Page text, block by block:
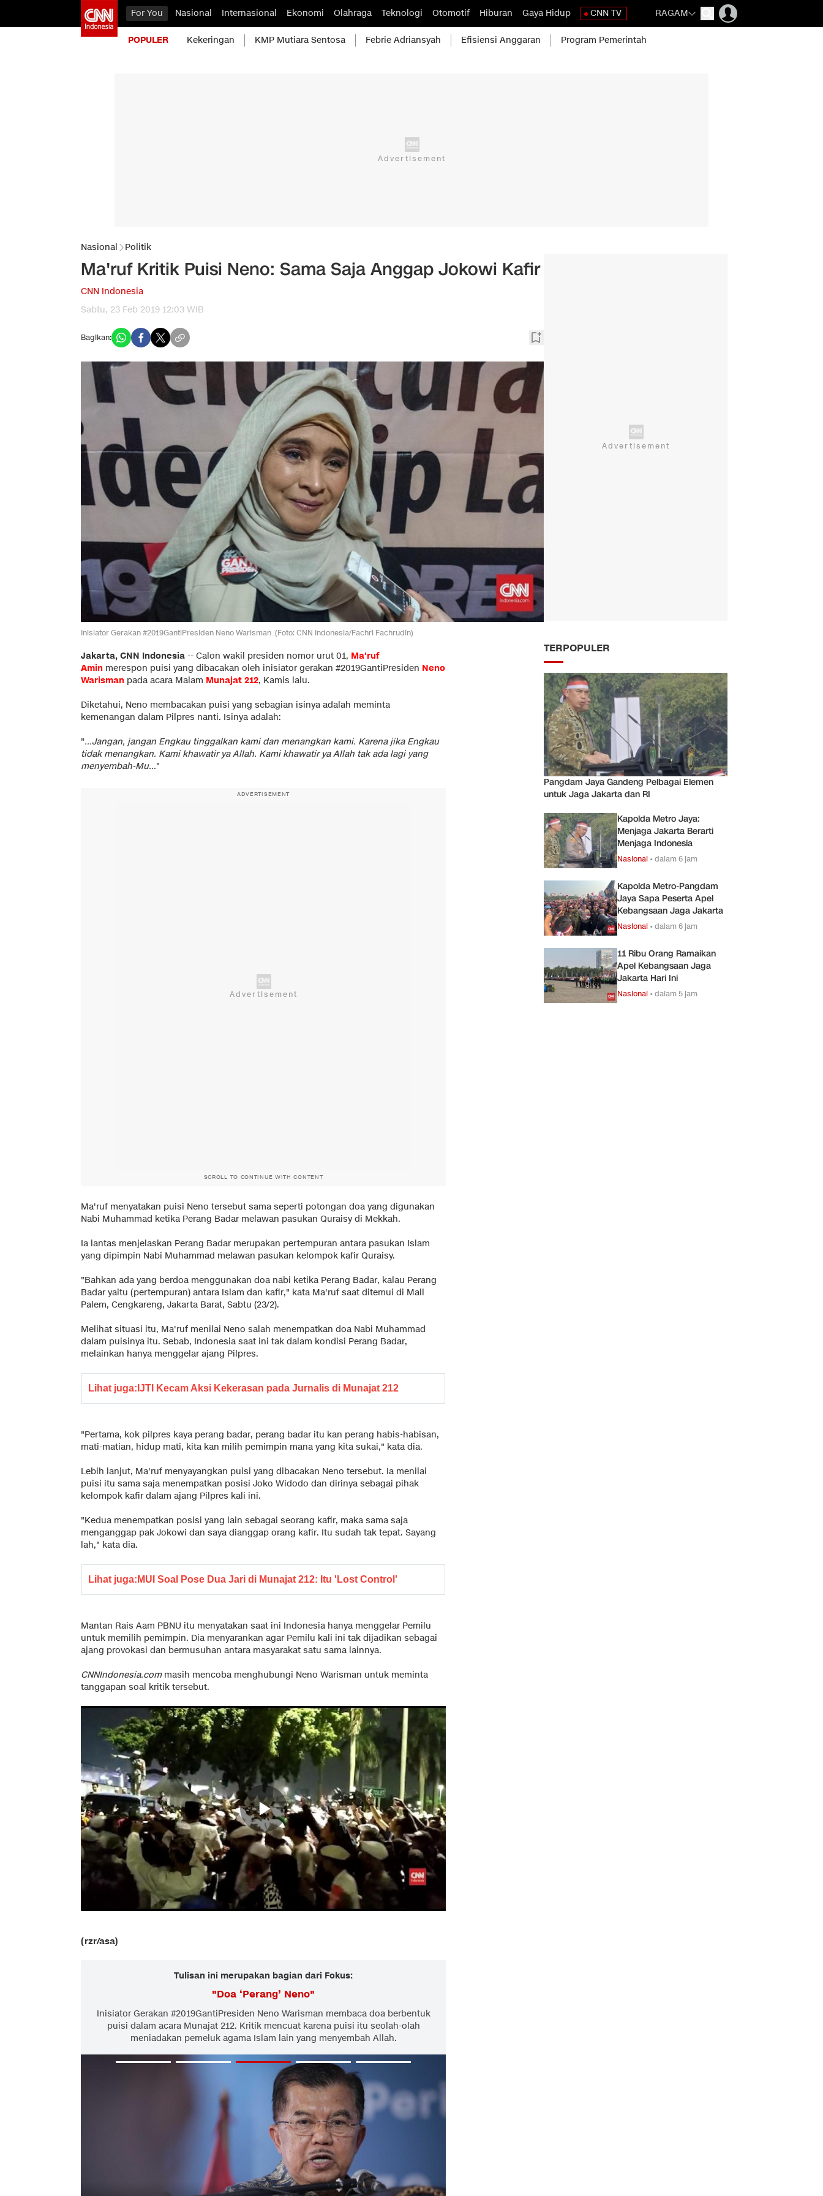
For You Nasional Internasional Ekonomi Olahraga Teknologi Otomotif Hiburan Gaya Hidup CNN TV RAGAM
POPULER Kekeringan KMP Mutiara Sentosa Febrie Adriansyah Efisiensi Anggaran Program Pemerintah
Nasional Politik
Ma'ruf Kritik Puisi Neno: Sama Saja Anggap Jokowi Kafir
CNN Indonesia
Sabtu, 23 Feb 2019 12:03 WIB
Bagikan:
Inisiator Gerakan #2019GantiPresiden Neno Warisman. (Foto: CNN Indonesia/Fachri Fachrudin)
Jakarta, CNN Indonesia -- Calon wakil presiden nomor urut 01, Ma'ruf
Amin merespon puisi yang dibacakan oleh inisiator gerakan #2019GantiPresiden Neno
Warisman pada acara Malam Munajat 212, Kamis lalu.
Diketahui, Neno membacakan puisi yang sebagian isinya adalah meminta
kemenangan dalam Pilpres nanti. Isinya adalah:
"...Jangan, jangan Engkau tinggalkan kami dan menangkan kami. Karena jika Engkau
tidak menangkan. Kami khawatir ya Allah. Kami khawatir ya Allah tak ada lagi yang
menyembah-Mu..."
ADVERTISEMENT
SCROLL TO CONTINUE WITH CONTENT
Ma'ruf menyatakan puisi Neno tersebut sama seperti potongan doa yang digunakan
Nabi Muhammad ketika Perang Badar melawan pasukan Quraisy di Mekkah.
Ia lantas menjelaskan Perang Badar merupakan pertempuran antara pasukan Islam
yang dipimpin Nabi Muhammad melawan pasukan kelompok kafir Quraisy.
"Bahkan ada yang berdoa menggunakan doa nabi ketika Perang Badar, kalau Perang
Badar yaitu (pertempuran) antara Islam dan kafir," kata Ma'ruf saat ditemui di Mall
Palem, Cengkareng, Jakarta Barat, Sabtu (23/2).
Melihat situasi itu, Ma'ruf menilai Neno salah menempatkan doa Nabi Muhammad
dalam puisinya itu. Sebab, Indonesia saat ini tak dalam kondisi Perang Badar,
melainkan hanya menggelar ajang Pilpres.
Lihat juga: IJTI Kecam Aksi Kekerasan pada Jurnalis di Munajat 212
"Pertama, kok pilpres kaya perang badar, perang badar itu kan perang habis-habisan,
mati-matian, hidup mati, kita kan milih pemimpin mana yang kita sukai," kata dia.
Lebih lanjut, Ma'ruf menyayangkan puisi yang dibacakan Neno tersebut. Ia menilai
puisi itu sama saja menempatkan posisi Joko Widodo dan dirinya sebagai pihak
kelompok kafir dalam ajang Pilpres kali ini.
"Kedua menempatkan posisi yang lain sebagai seorang kafir, maka sama saja
menganggap pak Jokowi dan saya dianggap orang kafir. Itu sudah tak tepat. Sayang
lah," kata dia.
Lihat juga: MUI Soal Pose Dua Jari di Munajat 212: Itu 'Lost Control'
Mantan Rais Aam PBNU itu menyatakan saat ini Indonesia hanya menggelar Pemilu
untuk memilih pemimpin. Dia menyarankan agar Pemilu kali ini tak dijadikan sebagai
ajang provokasi dan bermusuhan antara masyarakat satu sama lainnya.
CNNIndonesia.commasih mencoba menghubungi Neno Warisman untuk meminta
tanggapan soal kritik tersebut.
(rzr/asa)
Tulisan ini merupakan bagian dari Fokus:
"Doa ‘Perang’ Neno"
Inisiator Gerakan #2019GantiPresiden Neno Warisman membaca doa berbentuk
puisi dalam acara Munajat 212. Kritik mencuat karena puisi itu seolah-olah
meniadakan pemeluk agama Islam lain yang menyembah Allah.
TERPOPULER
Pangdam Jaya Gandeng Pelbagai Elemen
untuk Jaga Jakarta dan RI
Kapolda Metro Jaya:
Menjaga Jakarta Berarti
Menjaga Indonesia
Nasional •dalam 6 jam
Kapolda Metro-Pangdam
Jaya Sapa Peserta Apel
Kebangsaan Jaga Jakarta
Nasional •dalam 6 jam
11 Ribu Orang Ramaikan
Apel Kebangsaan Jaga
Jakarta Hari Ini
Nasional •dalam 5 jam